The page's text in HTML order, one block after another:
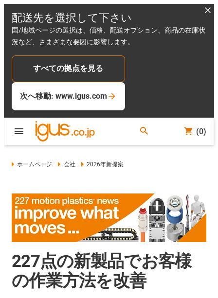
配送先を選択して下さい
国/地域ページの選択は、価格、配送オプション、商品の在庫状
況など、さまざまな要因に影響します。
すべての拠点を見る
次へ移動: www.igus.com
(0)
ホームページ 会社 2026年新提案
227点の新製品でお客様
の作業方法を改善